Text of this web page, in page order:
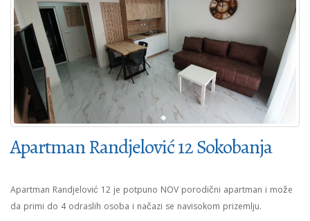
Apartman Randjelović 12 Sokobanja
Apartman Randjelović 12 je potpuno NOV porodični apartman i može
da primi do 4 odraslih osoba i načazi se navisokom prizemlju.